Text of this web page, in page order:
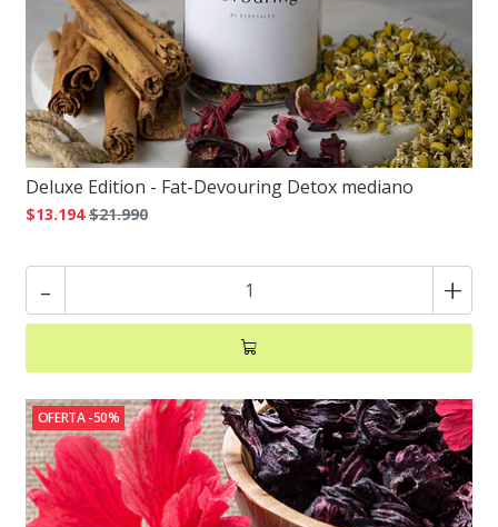
Deluxe Edition - Fat-Devouring Detox mediano
$13.194 $21.990
- +
OFERTA -50%